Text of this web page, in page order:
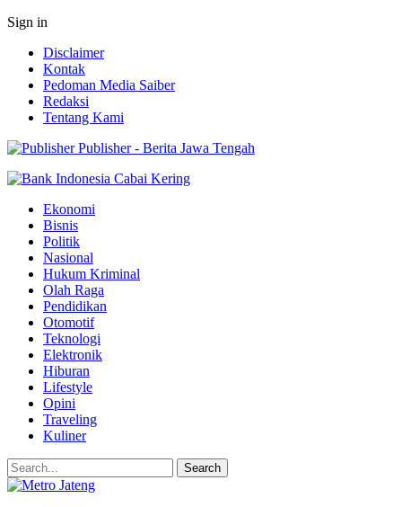
Sign in
Disclaimer
Kontak
Pedoman Media Saiber
Redaksi
Tentang Kami
Publisher - Berita Jawa Tengah
Ekonomi
Bisnis
Politik
Nasional
Hukum Kriminal
Olah Raga
Pendidikan
Otomotif
Teknologi
Elektronik
Hiburan
Lifestyle
Opini
Traveling
Kuliner